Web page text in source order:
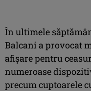
În ultimele
Balcani a provocat
afişare pentru
numeroase
precum cuptoarele